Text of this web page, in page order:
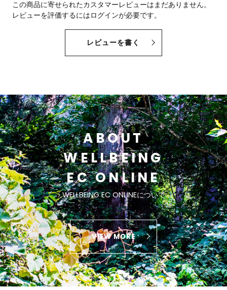
この商品に寄せられたカスタマーレビューはまだありません。
レビューを評価するにはログインが必要です。
レビューを書く
ABOUT
WELLBEING
EC ONLINE
WELLBEING EC ONLINEについて
VIEW MORE